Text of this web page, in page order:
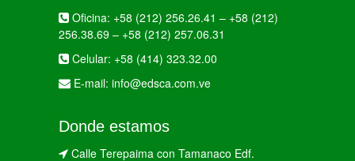
Oficina: +58 (212) 256.26.41 – +58 (212)
256.38.69 – +58 (212) 257.06.31
Celular: +58 (414) 323.32.00
E-mail: info@edsca.com.ve
Donde estamos
Calle Terepaima con Tamanaco Edf.